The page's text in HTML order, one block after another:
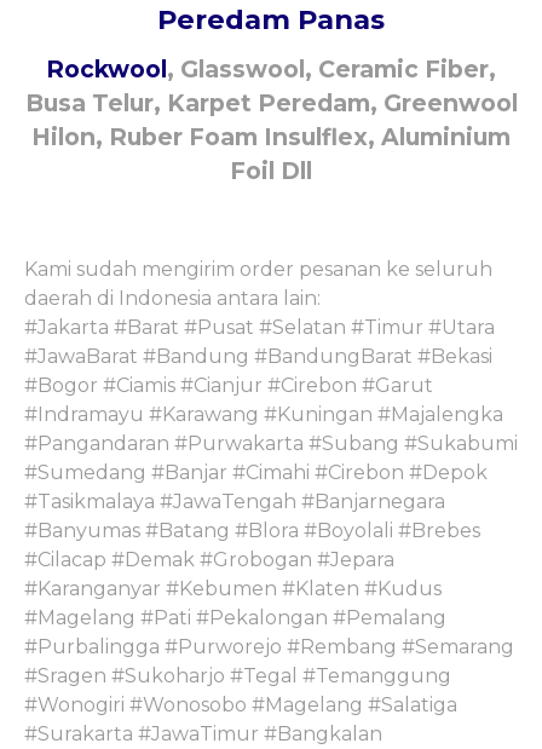
Peredam Panas
Rockwool, Glasswool, Ceramic Fiber,
Busa Telur, Karpet Peredam, Greenwool
Hilon, Ruber Foam Insulflex, Aluminium
Foil Dll
Kami sudah mengirim order pesanan ke seluruh
daerah di Indonesia antara lain:
#Jakarta #Barat #Pusat #Selatan #Timur #Utara
#JawaBarat #Bandung #BandungBarat #Bekasi
#Bogor #Ciamis #Cianjur #Cirebon #Garut
#Indramayu #Karawang #Kuningan #Majalengka
#Pangandaran #Purwakarta #Subang #Sukabumi
#Sumedang #Banjar #Cimahi #Cirebon #Depok
#Tasikmalaya #JawaTengah #Banjarnegara
#Banyumas #Batang #Blora #Boyolali #Brebes
#Cilacap #Demak #Grobogan #Jepara
#Karanganyar #Kebumen #Klaten #Kudus
#Magelang #Pati #Pekalongan #Pemalang
#Purbalingga #Purworejo #Rembang #Semarang
#Sragen #Sukoharjo #Tegal #Temanggung
#Wonogiri #Wonosobo #Magelang #Salatiga
#Surakarta #JawaTimur #Bangkalan